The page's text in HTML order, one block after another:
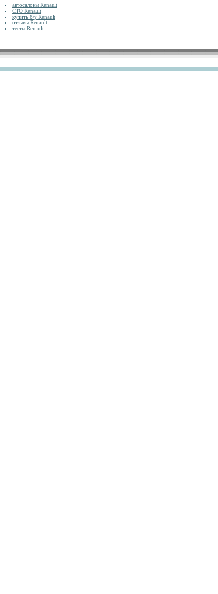
автосалоны Renault
СТО Renault
купить б/у Renault
отзывы Renault
тесты Renault